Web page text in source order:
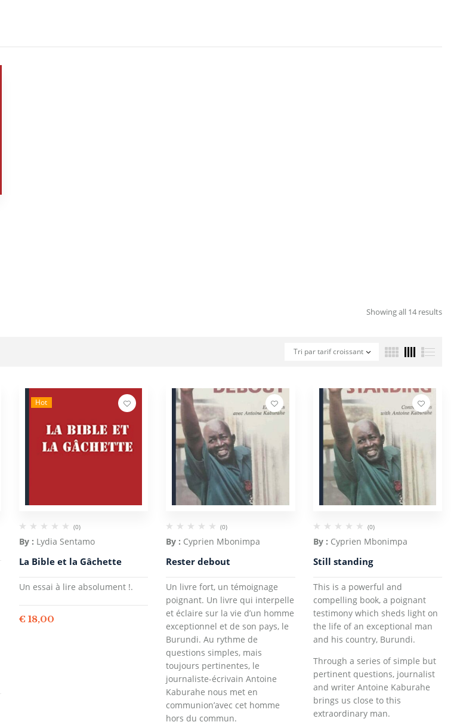
Showing all 14 results
Tri par tarif croissant
Hot
(0)
By : Lydia Sentamo
La Bible et la Gâchette
Un essai à lire absolument !.
€ 18,00
(0)
By : Cyprien Mbonimpa
Rester debout
Un livre fort, un témoignage
poignant. Un livre qui interpelle
et éclaire sur la vie d’un homme
exceptionnel et de son pays, le
Burundi. Au rythme de
questions simples, mais
toujours pertinentes, le
journaliste-écrivain Antoine
Kaburahe nous met en
communion’avec cet homme
hors du commun.
(0)
By : Cyprien Mbonimpa
Still standing
This is a powerful and
compelling book, a poignant
testimony which sheds light on
the life of an exceptional man
and his country, Burundi.
Through a series of simple but
pertinent questions, journalist
and writer Antoine Kaburahe
brings us close to this
extraordinary man.